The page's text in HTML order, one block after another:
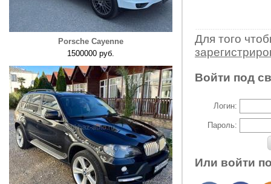
Porsche Cayenne
1500000 руб.
Для того
Войти под
Логин:
Пароль:
Или войти